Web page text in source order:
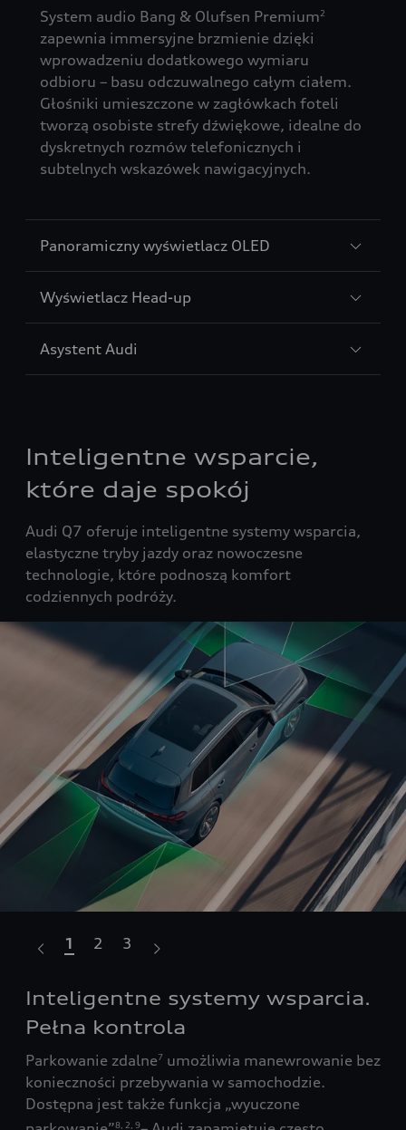
System audio Bang & Olufsen Premium2
zapewnia immersyjne brzmienie dzięki
wprowadzeniu dodatkowego wymiaru
odbioru – basu odczuwalnego całym ciałem.
Głośniki umieszczone w zagłówkach foteli
tworzą osobiste strefy dźwiękowe, idealne do
dyskretnych rozmów telefonicznych i
subtelnych wskazówek nawigacyjnych.
Panoramiczny wyświetlacz OLED
Wyświetlacz Head-up
Asystent Audi
Inteligentne wsparcie,
które daje spokój
Audi Q7 oferuje inteligentne systemy wsparcia,
elastyczne tryby jazdy oraz nowoczesne
technologie, które podnoszą komfort
codziennych podróży.
Inteligentne systemy wsparcia.
Pełna kontrola
Parkowanie zdalne7 umożliwia manewrowanie bez
konieczności przebywania w samochodzie.
Dostępna jest także funkcja „wyuczone
8 2 9
1 2 3